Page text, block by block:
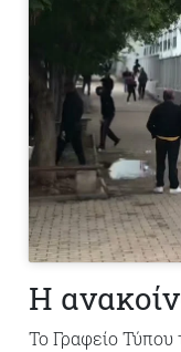
Η
Το Γραφείο Τύπου